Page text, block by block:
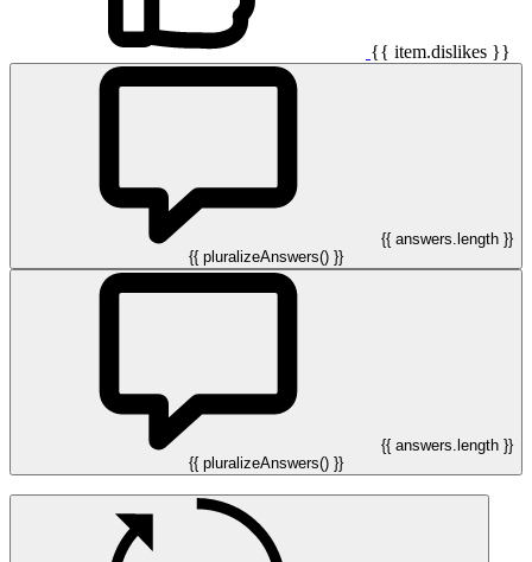
{{ item.dislikes }}
{{ answers.length }}
{{ pluralizeAnswers() }}
{{ answers.length }}
{{ pluralizeAnswers() }}